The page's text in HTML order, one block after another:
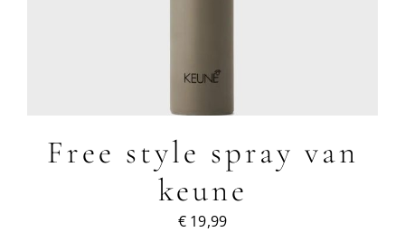
Free style spray van
keune
€19,99